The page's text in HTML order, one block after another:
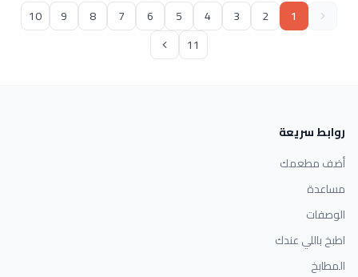
1
2
3
4
5
6
7
8
9
10
11
روابط سريعة
أضف مطعمك
مساعدة
الوصفات
اطبخ باللي عندك
المطابخ